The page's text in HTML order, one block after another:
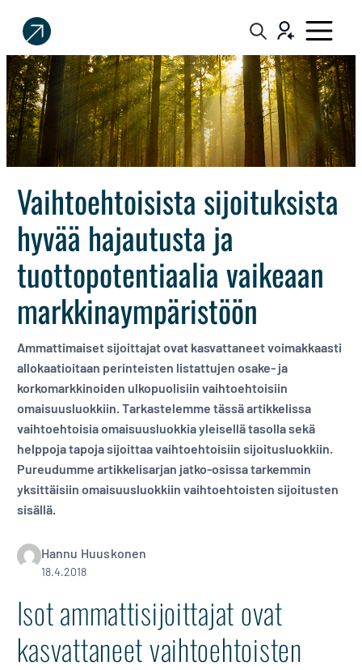
Sijoittaja.fi
Tee
parempia
sijoituspäätöksiä
Vaihtoehtoisista sijoituksista
hyvää hajautusta ja
tuottopotentiaalia vaikeaan
markkinaympäristöön
Ammattimaiset sijoittajat ovat kasvattaneet voimakkaasti
allokaatioitaan perinteisten listattujen osake- ja
korkomarkkinoiden ulkopuolisiin vaihtoehtoisiin
omaisuusluokkiin. Tarkastelemme tässä artikkelissa
vaihtoehtoisia omaisuusluokkia yleisellä tasolla sekä
helppoja tapoja sijoittaa vaihtoehtoisiin sijoitusluokkiin.
Pureudumme artikkelisarjan jatko-osissa tarkemmin
yksittäisiin omaisuusluokkiin vaihtoehtoisten sijoitusten
sisällä.
Hannu Huuskonen
18.4.2018
Isot ammattisijoittajat ovat
kasvattaneet vaihtoehtoisten